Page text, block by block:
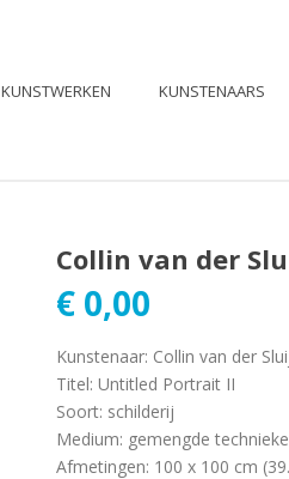
KUNSTWERKEN KUNSTENAARS
Collin van der
€ 0,00
Kunstenaar: Collin van der
Titel: Untitled Portrait II
Soort: schilderij
Medium: gemengde
Afmetingen: 100 x 100 cm